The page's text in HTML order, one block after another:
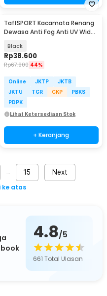
TaffSPORT Kacamata Renang
Dewasa Anti Fog Anti UV Wide
Black
Rp38.600
Rp67.900 44%
Online JKTP
JKTB
JKTU
TGR CKP
PBKS
PDPK
Lihat Ketersediaan Stok
+ Keranjang
15 Next
ke atas
4.8/5
661 Total Ulasan